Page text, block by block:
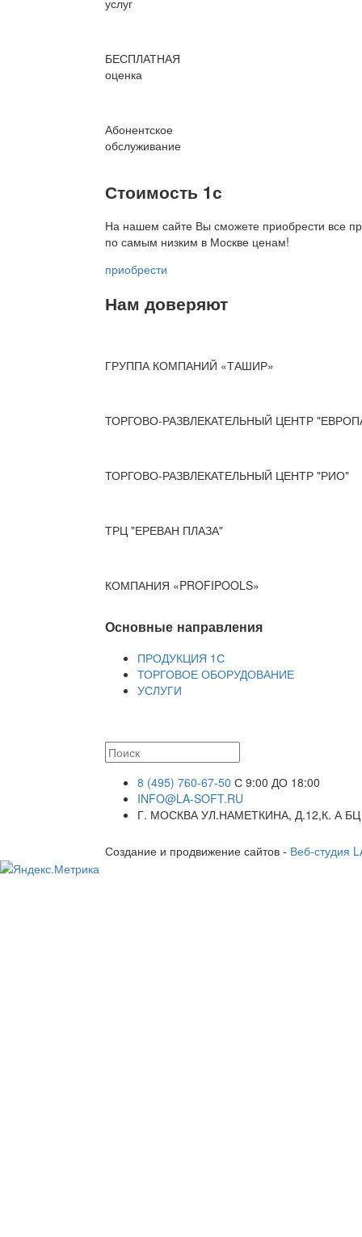
услуг
БЕСПЛАТНАЯ
оценка
Абонентское
обслуживание
Стоимость 1с
На нашем сайте Вы сможете приобрести все
по самым низким в Москве ценам!
приобрести
Нам доверяют
ГРУППА КОМПАНИЙ «ТАШИР»
ТОРГОВО-РАЗВЛЕКАТЕЛЬНЫЙ ЦЕНТР
ТОРГОВО-РАЗВЛЕКАТЕЛЬНЫЙ ЦЕНТР "РИО"
ТРЦ "ЕРЕВАН ПЛАЗА"
КОМПАНИЯ «PROFIPOOLS»
Основные направления
ПРОДУКЦИЯ 1С
ТОРГОВОЕ ОБОРУДОВАНИЕ
УСЛУГИ
8 (495) 760-67-50 С 9:00 ДО 18:00
INFO@LA-SOFT.RU
Г. МОСКВА УЛ.НАМЕТКИНА, Д.12,К. А
Создание и продвижение сайтов - Веб-студия